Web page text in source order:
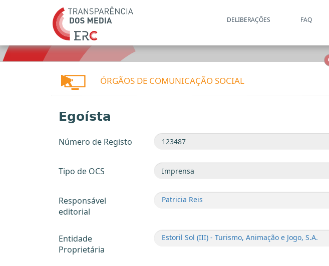
DELIBERAÇÕES FAQ
ÓRGÃOS DE COMUNICAÇÃO SOCIAL
Egoísta
Número de Registo
Tipo de OCS
Responsável
editorial
Patricia Reis
Entidade
Proprietária
Estoril Sol (III) - Turismo, Animação e Jogo, S.A.